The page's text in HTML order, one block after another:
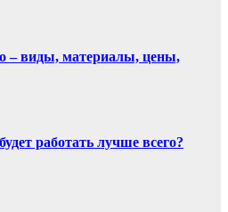
– виды, материалы, цены,
работать лучше всего?